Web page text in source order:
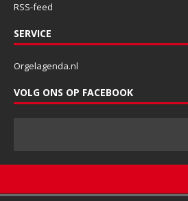
RSS-feed
SERVICE
Orgelagenda.nl
VOLG ONS OP FACEBOOK